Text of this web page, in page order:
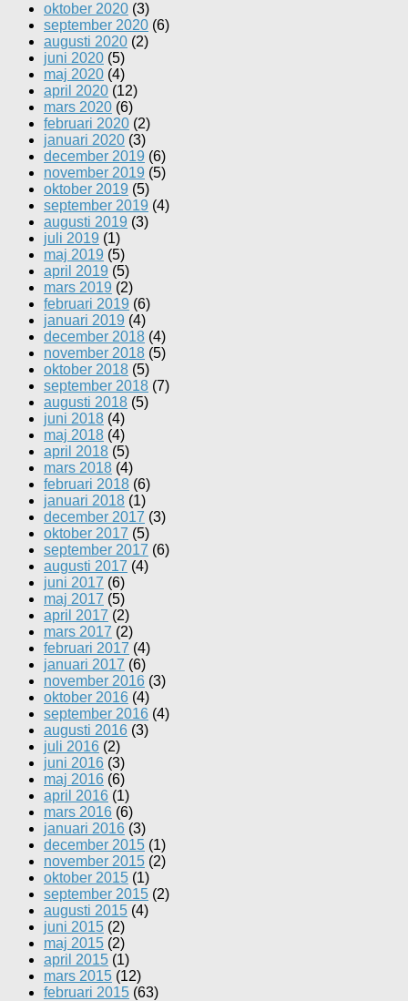
oktober 2020 (3)
september 2020 (6)
augusti 2020 (2)
juni 2020 (5)
maj 2020 (4)
april 2020 (12)
mars 2020 (6)
februari 2020 (2)
januari 2020 (3)
december 2019 (6)
november 2019 (5)
oktober 2019 (5)
september 2019 (4)
augusti 2019 (3)
juli 2019 (1)
maj 2019 (5)
april 2019 (5)
mars 2019 (2)
februari 2019 (6)
januari 2019 (4)
december 2018 (4)
november 2018 (5)
oktober 2018 (5)
september 2018 (7)
augusti 2018 (5)
juni 2018 (4)
maj 2018 (4)
april 2018 (5)
mars 2018 (4)
februari 2018 (6)
januari 2018 (1)
december 2017 (3)
oktober 2017 (5)
september 2017 (6)
augusti 2017 (4)
juni 2017 (6)
maj 2017 (5)
april 2017 (2)
mars 2017 (2)
februari 2017 (4)
januari 2017 (6)
november 2016 (3)
oktober 2016 (4)
september 2016 (4)
augusti 2016 (3)
juli 2016 (2)
juni 2016 (3)
maj 2016 (6)
april 2016 (1)
mars 2016 (6)
januari 2016 (3)
december 2015 (1)
november 2015 (2)
oktober 2015 (1)
september 2015 (2)
augusti 2015 (4)
juni 2015 (2)
maj 2015 (2)
april 2015 (1)
mars 2015 (12)
februari 2015 (63)